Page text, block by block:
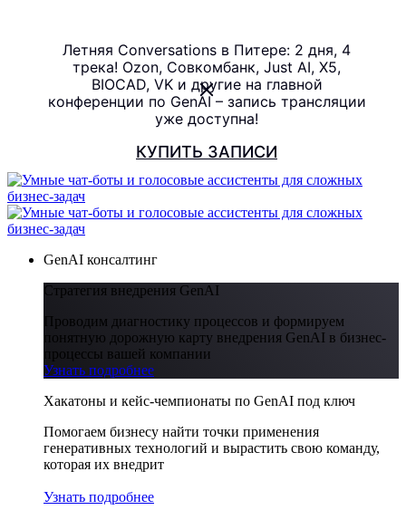
Летняя Conversations в Питере: 2 дня, 4
трека! Ozon, Совкомбанк, Just AI, X5,
BIOCAD, VK и другие на главной
конференции по GenAI – запись трансляции
уже доступна!
КУПИТЬ ЗАПИСИ
GenAI консалтинг
Стратегия внедрения GenAI
Проводим диагностику процессов и формируем
понятную дорожную карту внедрения GenAI в бизнес-
процессы вашей компании
Узнать подробнее
Хакатоны и кейс-чемпионаты по GenAI под ключ
Помогаем бизнесу найти точки применения
генеративных технологий и вырастить свою команду,
которая их внедрит
Узнать подробнее